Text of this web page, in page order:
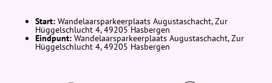
j
e
h
Start: Wandelaarsparkeerplaats Augustaschacht, Zur
Hüggelschlucht 4, 49205 Hasbergen
Eindpunt: Wandelaarsparkeerplaats Augustaschacht, Zur
Hüggelschlucht 4, 49205 Hasbergen